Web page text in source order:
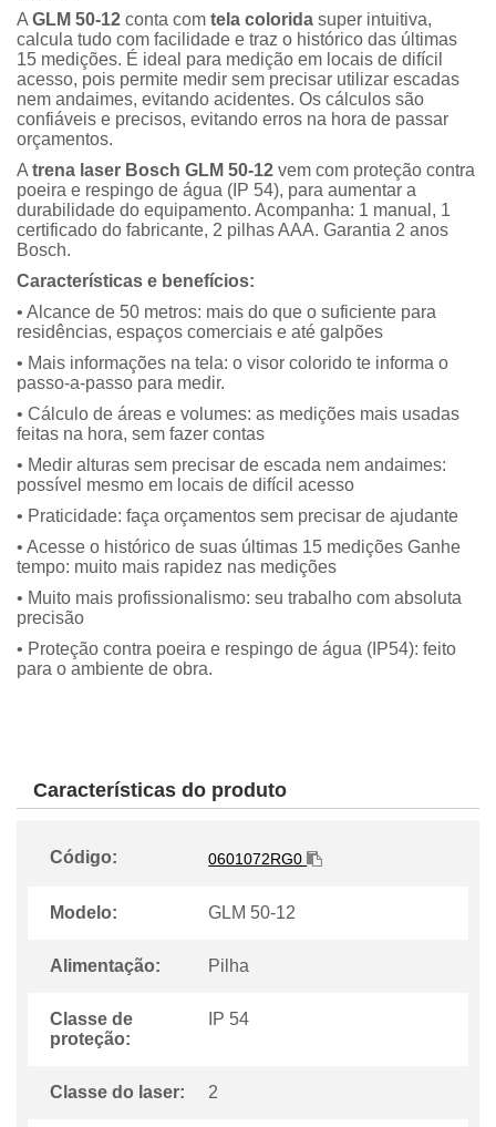
A GLM 50-12 conta com tela colorida super intuitiva,
calcula tudo com facilidade e traz o histórico das últimas
15 medições. É ideal para medição em locais de difícil
acesso, pois permite medir sem precisar utilizar escadas
nem andaimes, evitando acidentes. Os cálculos são
confiáveis e precisos, evitando erros na hora de passar
orçamentos.
A trena laser Bosch GLM 50-12 vem com proteção contra
poeira e respingo de água (IP 54), para aumentar a
durabilidade do equipamento. Acompanha: 1 manual, 1
certificado do fabricante, 2 pilhas AAA. Garantia 2 anos
Bosch.
Características e benefícios:
• Alcance de 50 metros: mais do que o suficiente para
residências, espaços comerciais e até galpões
• Mais informações na tela: o visor colorido te informa o
passo-a-passo para medir.
• Cálculo de áreas e volumes: as medições mais usadas
feitas na hora, sem fazer contas
• Medir alturas sem precisar de escada nem andaimes:
possível mesmo em locais de difícil acesso
• Praticidade: faça orçamentos sem precisar de ajudante
• Acesse o histórico de suas últimas 15 medições Ganhe
tempo: muito mais rapidez nas medições
• Muito mais profissionalismo: seu trabalho com absoluta
precisão
• Proteção contra poeira e respingo de água (IP54): feito
para o ambiente de obra.
Características do produto
Código: 0601072RG0
Modelo: GLM 50-12
Alimentação: Pilha
Classe de
proteção:
IP 54
Classe do laser: 2